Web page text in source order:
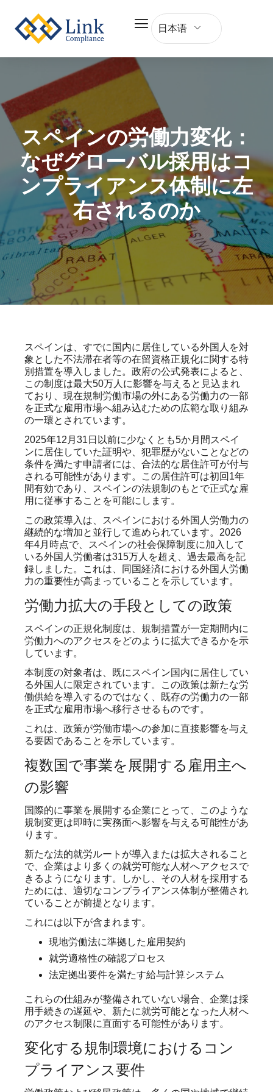
日本语
スペインの労働力変化：
なぜグローバル採用はコ
ンプライアンス体制に左
右されるのか
スペインは、すでに国内に居住している外国人を対
象とした不法滞在者等の在留資格正規化に関する特
別措置を導入しました。政府の公式発表によると、
この制度は最大50万人に影響を与えると見込まれ
ており、現在規制労働市場の外にある労働力の一部
を正式な雇用市場へ組み込むための広範な取り組み
の一環とされています。
2025年12月31日以前に少なくとも5か月間スペイ
ンに居住していた証明や、犯罪歴がないことなどの
条件を満たす申請者には、合法的な居住許可が付与
される可能性があります。この居住許可は初回1年
間有効であり、スペインの法規制のもとで正式な雇
用に従事することを可能にします。
この政策導入は、スペインにおける外国人労働力の
継続的な増加と並行して進められています。2026
年4月時点で、スペインの社会保障制度に加入して
いる外国人労働者は315万人を超え、過去最高を記
録しました。これは、同国経済における外国人労働
力の重要性が高まっていることを示しています。
労働力拡大の手段としての政策
スペインの正規化制度は、規制措置が一定期間内に
労働力へのアクセスをどのように拡大できるかを示
しています。
本制度の対象者は、既にスペイン国内に居住してい
る外国人に限定されています。この政策は新たな労
働供給を導入するのではなく、既存の労働力の一部
を正式な雇用市場へ移行させるものです。
これは、政策が労働市場への参加に直接影響を与え
る要因であることを示しています。
複数国で事業を展開する雇用主へ
の影響
国際的に事業を展開する企業にとって、このような
規制変更は即時に実務面へ影響を与える可能性があ
ります。
新たな法的就労ルートが導入または拡大されること
で、企業はより多くの就労可能な人材へアクセスで
きるようになります。しかし、その人材を採用する
ためには、適切なコンプライアンス体制が整備され
ていることが前提となります。
これには以下が含まれます。
現地労働法に準拠した雇用契約
就労適格性の確認プロセス
法定拠出要件を満たす給与計算システム
これらの仕組みが整備されていない場合、企業は採
用手続きの遅延や、新たに就労可能となった人材へ
のアクセス制限に直面する可能性があります。
変化する規制環境におけるコン
プライアンス要件